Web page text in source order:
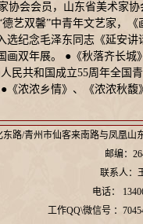
协会会员，山东省美术家
艺双馨”中青年文艺家，
纪念毛泽东同志《延安
双年展。 ●《秋落齐长
民共和国成立55周年全国
浓浓乡情》、《浓浓秋
路/青州市仙客来南路与凤凰山
邮编：
联系人：
电话：
工作QQ\微信号 ：